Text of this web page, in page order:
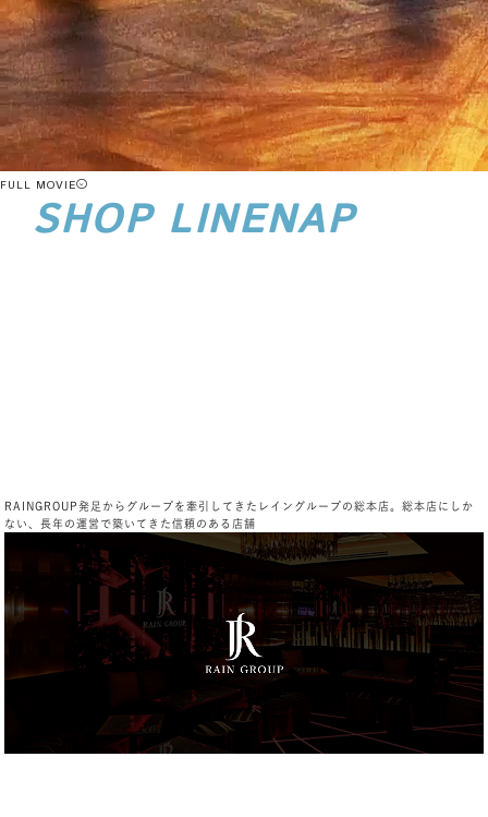
FULL MOVIE
SHOP LINENAP
RAINGROUP発足からグループを牽引してきたレイングループの総本店。総本店にしか
ない、長年の運営で築いてきた信頼のある店舗